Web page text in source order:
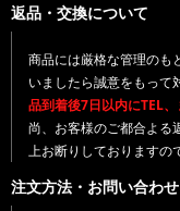
返品・交換について
商品には厳格な管理のも
いましたら誠意をもって
品到着後7日以内にTEL
尚、お客様のご都合よる
上お断りしておりますの
注文方法・お問い合わせ